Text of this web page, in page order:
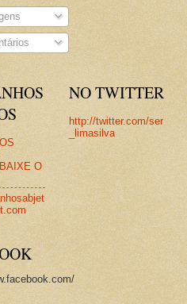
O
NO TWITTER
http://twitter.com/ser
_limasilva